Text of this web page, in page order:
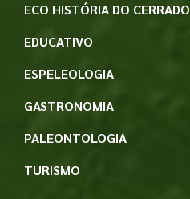
ECO HISTÓRIA DO CERRADO
EDUCATIVO
ESPELEOLOGIA
GASTRONOMIA
PALEONTOLOGIA
TURISMO